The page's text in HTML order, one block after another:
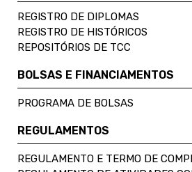
REGISTRO DE DIPLOMAS
REGISTRO DE HISTÓRICOS
REPOSITÓRIOS DE TCC
BOLSAS E FINANCIAMENTOS
PROGRAMA DE BOLSAS
REGULAMENTOS
REGULAMENTO E TERMO DE